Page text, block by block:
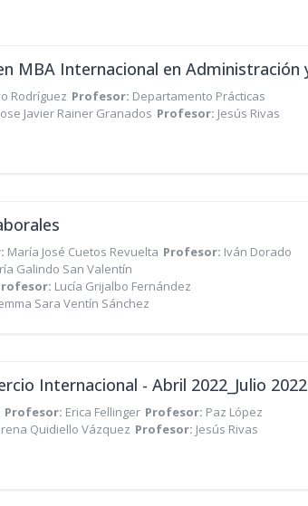
Rodríguez Profesor: Departamento Prácticas
Javier Rainer Granados Profesor: Jesús Rivas
María José Cuetos Revuelta Profesor: Iván Dorado
Galindo San Valentín
Lucía Grijalbo Fernández
Sara Ventín Sánchez
Internacional - Abril 2022_Julio 2022
Profesor: Erica Fellinger Profesor: Paz López
Quidiello Vázquez Profesor: Jesús Rivas